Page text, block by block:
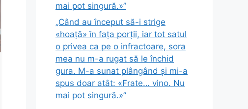
mai pot singură.»”
„Când au început să-i strige
«hoață» în fața porții, iar tot satul
o privea ca pe o infractoare, sora
mea nu m-a rugat să le închid
gura. M-a sunat plângând și mi-a
spus doar atât: «Frate… vino. Nu
mai pot singură.»”